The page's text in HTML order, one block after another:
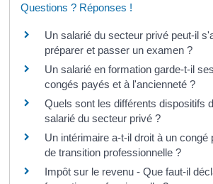
Questions ? Réponses !
Un salarié du secteur privé peut-il
préparer et passer un examen ?
Un salarié en formation garde-t-il
congés payés et à l'ancienneté ?
Quels sont les différents dispositifs
salarié du secteur privé ?
Un intérimaire a-t-il droit à un congé
de transition professionnelle ?
Impôt sur le revenu - Que faut-il